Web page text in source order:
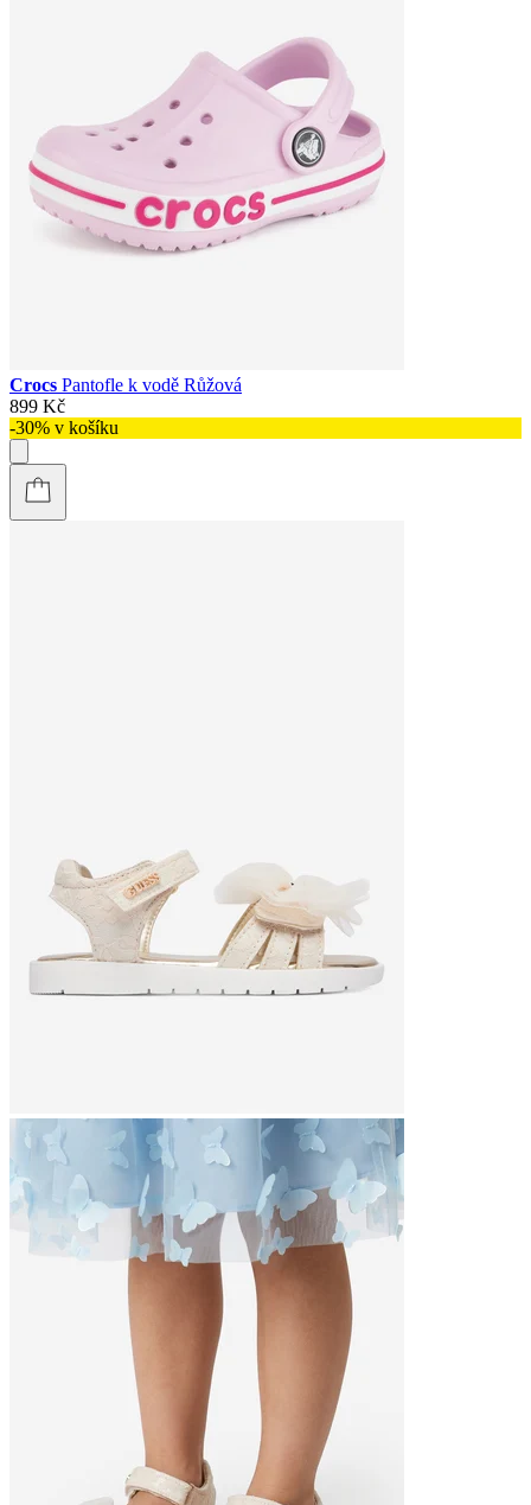
Crocs Pantofle k vodě Růžová
899 Kč
-30% v košíku